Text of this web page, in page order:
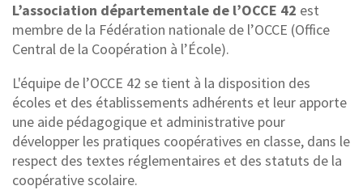
L’association départementale de l’OCCE 42 est
membre de la Fédération nationale de l’OCCE (Office
Central de la Coopération à l’École).
L'équipe de l’OCCE 42 se tient à la disposition des
écoles et des établissements adhérents et leur apporte
une aide pédagogique et administrative pour
développer les pratiques coopératives en classe, dans le
respect des textes réglementaires et des statuts de la
coopérative scolaire.